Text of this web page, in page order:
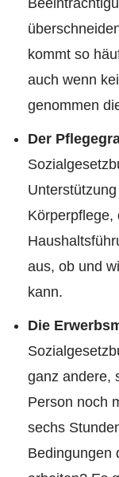
kommt so
auch wenn
genommen
Der
Körperpflege,
aus, ob und
kann.
Die
ganz andere,
Person noch
sechs
Bedingungen